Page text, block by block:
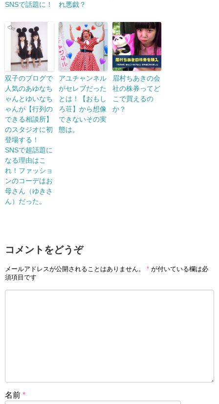
SNSで話題に！
れ悪戯？
双子のブログで
人気のあゆなち
ゃんとゆいなち
ゃんが【行列の
できる相談所】
のスタジオに初
登場する！
SNSで超話題に
なる理由はこ
れ！ファッショ
ンのコーデはお
母さん（ゆきさ
ん）だった。
アユチャンネル
がセレブだった
とは！【おもし
ろ荘】から想像
できないその実
態は。
眉村ちあきの会
社の株券ってど
こで買えるの
か？
コメントをどうぞ
メールアドレスが公開されることはありません。 * が付いている欄は必
須項目です
名前 *